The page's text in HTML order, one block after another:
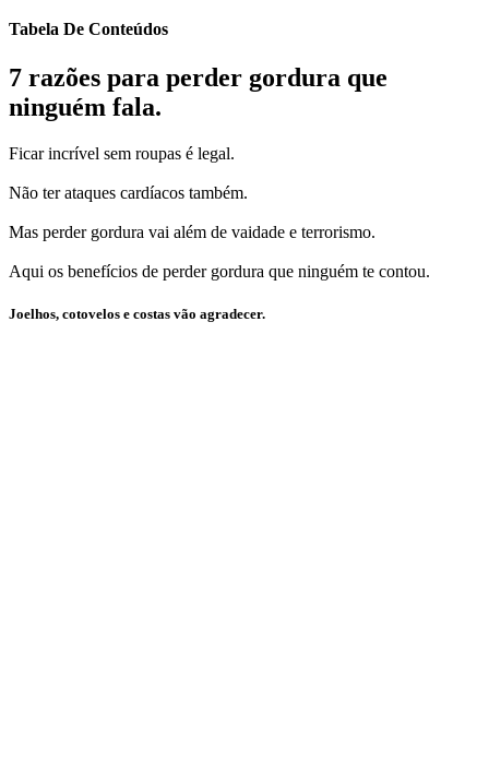
Tabela De Conteúdos
7 razões para perder gordura que
ninguém fala.
Ficar incrível sem roupas é legal.
Não ter ataques cardíacos também.
Mas perder gordura vai além de vaidade e terrorismo.
Aqui os benefícios de perder gordura que ninguém te contou.
Joelhos, cotovelos e costas vão agradecer.